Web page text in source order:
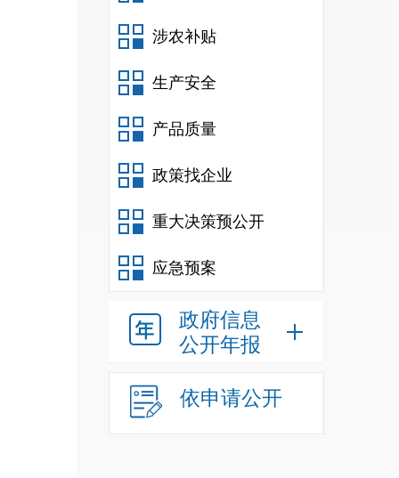
涉农补贴
生产安全
产品质量
政策找企业
重大决策预公开
应急预案
政府信息
公开年报
依申请公开